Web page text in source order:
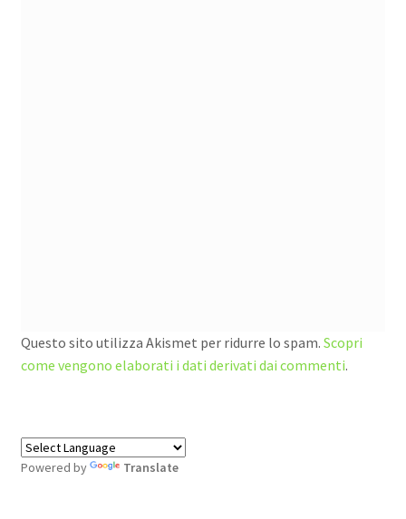
Questo sito utilizza Akismet per ridurre lo spam. Scopri
come vengono elaborati i dati derivati dai commenti.
Powered by Translate